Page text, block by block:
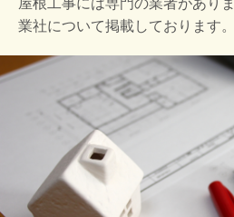
業社について掲載しております。